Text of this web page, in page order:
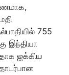
755
இந்தியா
ஐக்கிய